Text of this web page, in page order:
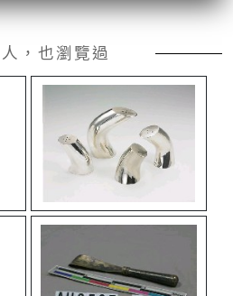
，也瀏覽過